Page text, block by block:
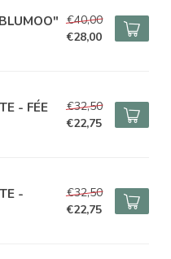
€40,00
€28,00
- FÉE
€32,50
€22,75
-
€32,50
€22,75